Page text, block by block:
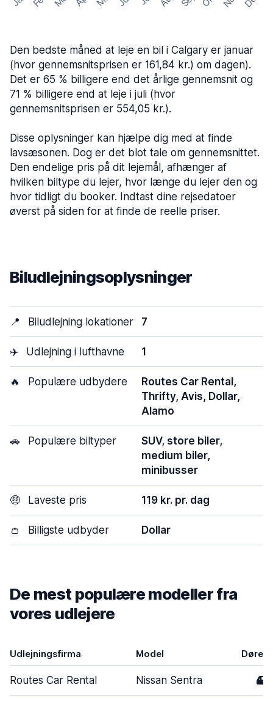
Den bedste måned at leje en bil i Calgary er januar
(hvor gennemsnitsprisen er 161,84 kr.) om dagen).
Det er 65 % billigere end det årlige gennemsnit og
71 % billigere end at leje i juli (hvor
gennemsnitsprisen er 554,05 kr.).
Disse oplysninger kan hjælpe dig med at finde
lavsæsonen. Dog er det blot tale om gennemsnittet.
Den endelige pris på dit lejemål, afhænger af
hvilken biltype du lejer, hvor længe du lejer den og
hvor tidligt du booker. Indtast dine rejsedatoer
øverst på siden for at finde de reelle priser.
Biludlejningsoplysninger
📍 Biludlejning lokationer 7
✈️ Udlejning i lufthavne 1
🔥 Populære udbydere
Routes Car Rental,
Thrifty, Avis, Dollar,
Alamo
🚗 Populære biltyper
SUV, store biler,
medium biler,
minibusser
🤑 Laveste pris 119 kr. pr. dag
👛 Billigste udbyder Dollar
De mest populære modeller fra
vores udlejere
Udlejningsfirma Model Døre
Routes Car Rental Nissan Sentra 4